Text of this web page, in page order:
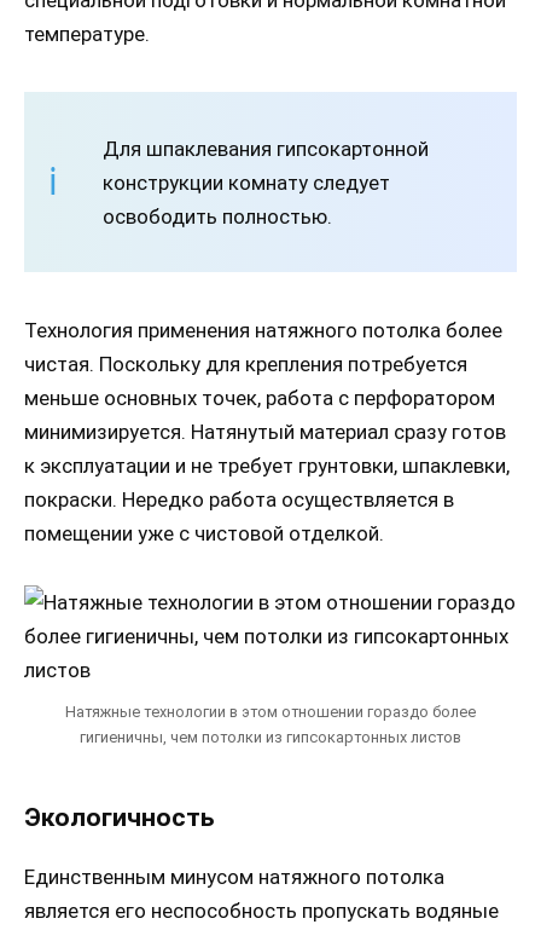
температуре.
Для шпаклевания гипсокартонной
конструкции комнату следует
освободить полностью.
Технология применения натяжного потолка более
чистая. Поскольку для крепления потребуется
меньше основных точек, работа с перфоратором
минимизируется. Натянутый материал сразу готов
к эксплуатации и не требует грунтовки, шпаклевки,
покраски. Нередко работа осуществляется в
помещении уже с чистовой отделкой.
Натяжные технологии в этом отношении гораздо более
гигиеничны, чем потолки из гипсокартонных листов
Экологичность
Единственным минусом натяжного потолка
является его неспособность пропускать водяные